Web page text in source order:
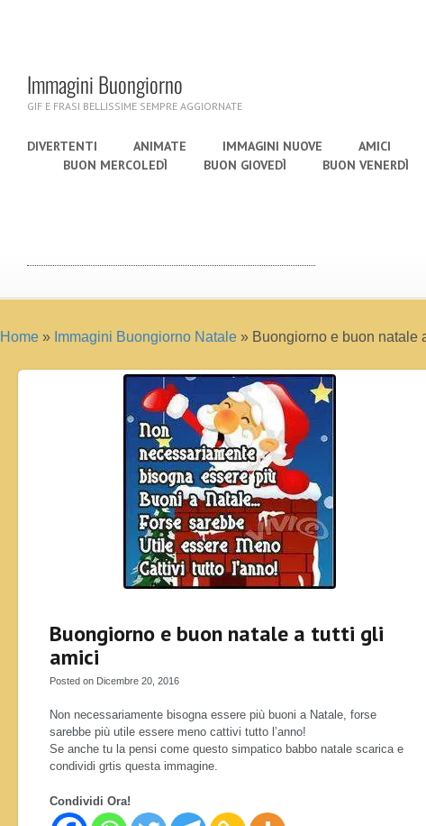
Immagini Buongiorno
GIF E FRASI BELLISSIME SEMPRE AGGIORNATE
DIVERTENTI ANIMATE IMMAGINI NUOVE AMICI
BUON MERCOLEDÌ
BUON GIOVEDÌ BUON VENERDÌ
Home » Immagini Buongiorno Natale » Buongiorno e buon natale
Buongiorno e buon natale a tutti gli
amici
Posted on Dicembre 20, 2016
Non necessariamente bisogna essere più buoni a Natale, forse
sarebbe più utile essere meno cattivi tutto l’anno!
Se anche tu la pensi come questo simpatico babbo natale scarica e
condividi grtis questa immagine.
Condividi Ora!